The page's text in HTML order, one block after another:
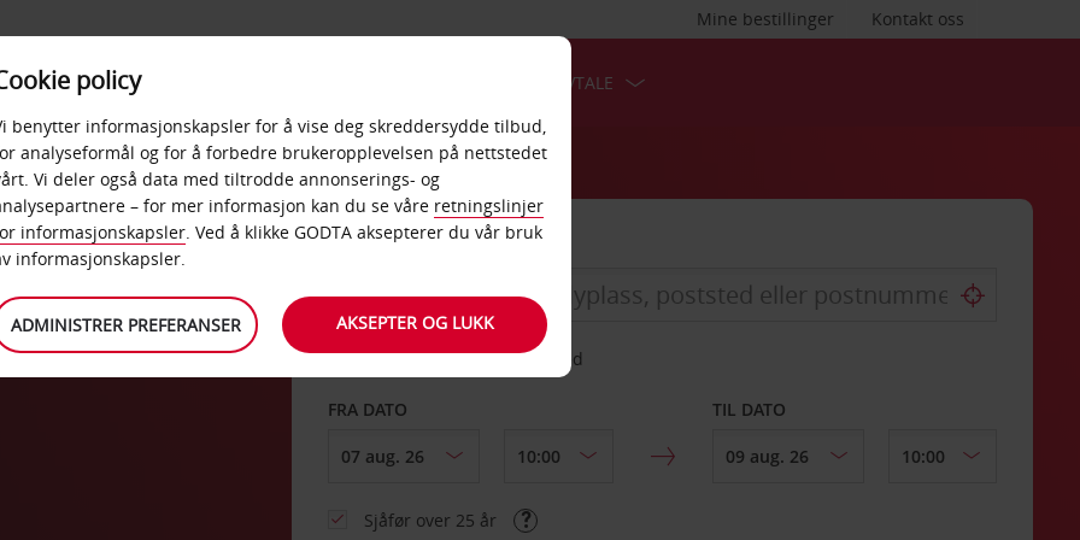
Kontakt oss
Mine bestillinger
PRODUKTER BEDRIFTSAVTALE
HENT FRA
Velg et annet leveringssted
FRA DATO TIL DATO
Sjåfør over 25 år
policy
benytter informasjonskapsler for å vise deg skreddersydde tilbud,
analyseformål og for å forbedre brukeropplevelsen på nettstedet
Vi deler også data med tiltrodde annonserings- og
– for mer informasjon kan du se våre retningslinjer
informasjonskapsler. Ved å klikke GODTA aksepterer du vår bruk
informasjonskapsler.
ADMINISTRER PREFERANSER AKSEPTER OG LUKK